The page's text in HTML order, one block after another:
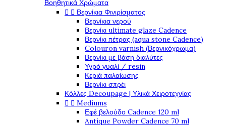
Βοηθητικά Χρώματα
  Βερνίκια Φινιρίσματος
Βερνίκια νερού
Βερνίκι ultimate glaze Cadence
Βερνίκι πέτρας (aqua stone Cadence)
Colouron varnish (Βερνικόχρωμα)
Βερνίκι με βάση διαλύτες
Υγρό γυαλί / resin
Κεριά παλαίωσης
Βερνίκι σπρέι
Κόλλες Decoupage | Υλικά Χειροτεχνίας
  Mediums
Εφέ βελούδο Cadence 120 ml
Antique Powder Cadence 70 ml